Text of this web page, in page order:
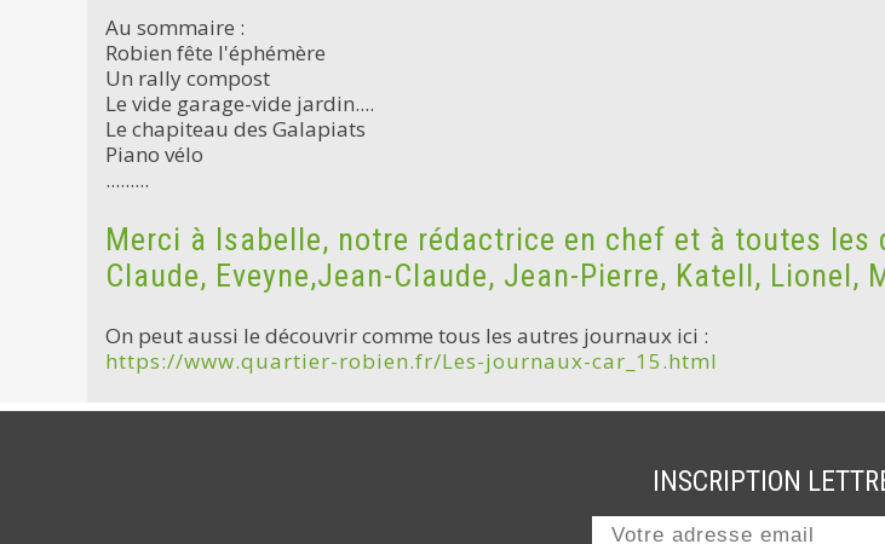
Au sommaire :
Robien fête l'éphémère
Un rally compost
Le vide garage-vide jardin....
Le chapiteau des Galapiats
Piano vélo
.........
Merci à Isabelle, notre rédactrice en chef et à toutes
Claude, Eveyne,Jean-Claude, Jean-Pierre, Katell, Lionel,
On peut aussi le découvrir comme tous les autres journaux ici :
https://www.quartier-robien.fr/Les-journaux-car_15.html
INSCRIPTION